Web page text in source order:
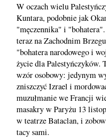
W oczach wielu
Kuntara, podobnie jak
"męczennika" i
teraz na Zachodnim
"bohatera narodowego i
życie dla Palestyńczyków.
wzór osobowy: jedynym
zniszczyć Izrael i
muzułmanie we Francji
masakry w Paryżu 13
w teatrze Bataclan, i
tacy sami.